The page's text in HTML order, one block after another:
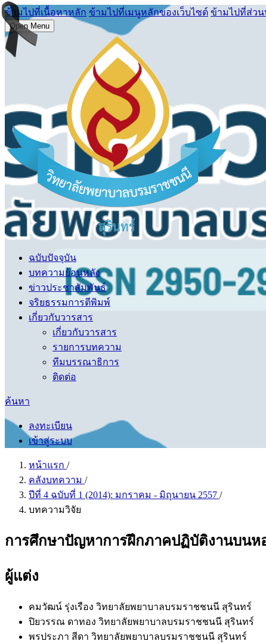
ข้ามไปที่เนื้อหาหลัก ข้ามไปที่เมนูหลักของเว็บไซต์ ข้ามไปที่ส่วน
Open Menu
ฉบับปัจจุบัน
บทความย้อนหลัง
ข่าวประชาสัมพันธ์
จริยธรรมการตีพิมพ์
เกี่ยวกับวารสาร
เกี่ยวกับวารสาร
รายการบทความ
ทีมบรรณาธิการ
ติดต่อ
ค้นหา
ลงทะเบียน
เข้าสู่ระบบ
หน้าแรก /
คลังบทความ /
ปีที่ 4 ฉบับที่ 1 (2014): มกราคม - มิถุนายน 2557 /
บทความวิจัย
การศึกษาปัญหาการฝึกภาคปฏิบัติงานบนห
ผู้แต่ง
คมวัฒน์ รุ่งเรือง วิทยาลัยพยาบาลบรมราชชนนี สุรินทร์
ปิยวรรณ ดาทอง วิทยาลัยพยาบาลบรมราชชนนี สุรินทร์
พรประภา สีดา วิทยาลัยพยาบาลบรมราชชนนี สุรินทร์